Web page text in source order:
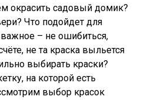
окрасить садовый домик?
Что подойдет для
– не ошибиться,
не та краска выльется
выбирать краски?
на которой есть
выбор красок